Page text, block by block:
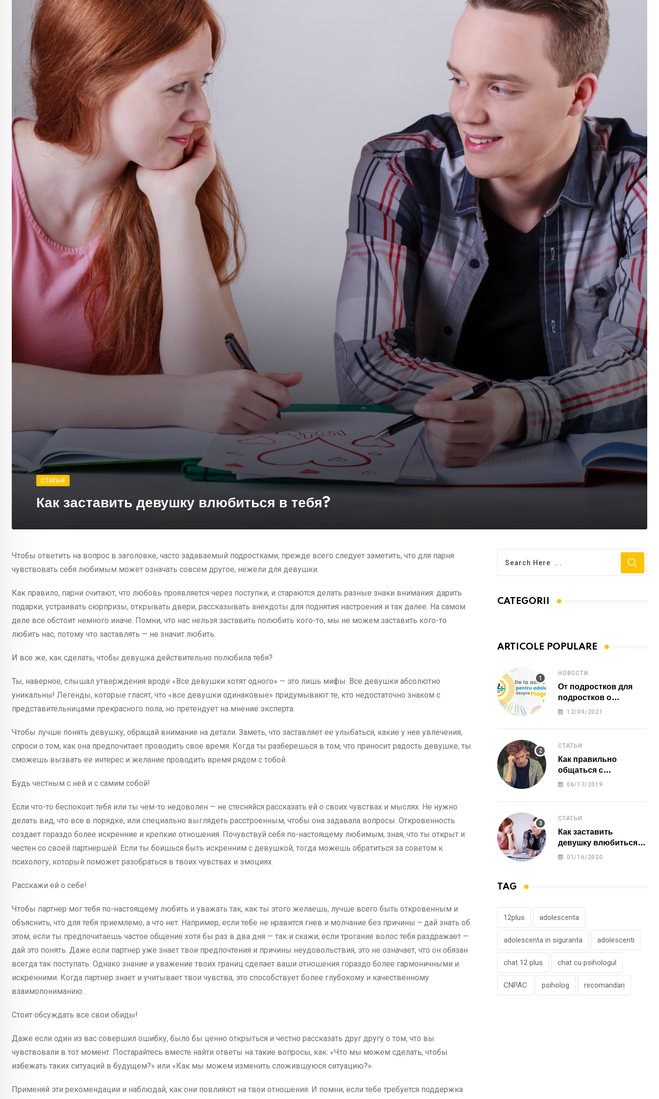
СТАТЬИ
Как заставить девушку влюбиться в тебя?
Чтобы ответить на вопрос в заголовке, часто задаваемый подростками, прежде всего следует заметить, что для парня
чувствовать себя любимым может означать совсем другое, нежели для девушки.
Как правило, парни считают, что любовь проявляется через поступки, и стараются делать разные знаки внимания: дарить
подарки, устраивать сюрпризы, открывать двери, рассказывать анекдоты для поднятия настроения и так далее. На самом
деле все обстоит немного иначе. Помни, что нас нельзя заставить полюбить кого-то, мы не можем заставить кого-то
любить нас, потому что заставлять — не значит любить.
И все же, как сделать, чтобы девушка действительно полюбила тебя?
Ты, наверное, слышал утверждения вроде «Все девушки хотят одного» — это лишь мифы. Все девушки абсолютно
уникальны! Легенды, которые гласят, что «все девушки одинаковые» придумывают те, кто недостаточно знаком с
представительницами прекрасного пола, но претендует на мнение эксперта.
Чтобы лучше понять девушку, обращай внимание на детали. Заметь, что заставляет ее улыбаться, какие у нее увлечения,
спроси о том, как она предпочитает проводить свое время. Когда ты разберешься в том, что приносит радость девушке, ты
сможешь вызвать ее интерес и желание проводить время рядом с тобой.
Будь честным с ней и с самим собой!
Если что-то беспокоит тебя или ты чем-то недоволен — не стесняйся рассказать ей о своих чувствах и мыслях. Не нужно
делать вид, что все в порядке, или специально выглядеть расстроенным, чтобы она задавала вопросы. Откровенность
создает гораздо более искренние и крепкие отношения. Почувствуй себя по-настоящему любимым, зная, что ты открыт и
честен со своей партнершей. Если ты боишься быть искренним с девушкой, тогда можешь обратиться за советом к
психологу, который поможет разобраться в твоих чувствах и эмоциях.
Расскажи ей о себе!
Чтобы партнер мог тебя по-настоящему любить и уважать так, как ты этого желаешь, лучше всего быть откровенным и
объяснить, что для тебя приемлемо, а что нет. Например, если тебе не нравится гнев и молчание без причины – дай знать об
этом; если ты предпочитаешь частое общение хотя бы раз в два дня — так и скажи; если трогание волос тебя раздражает —
дай это понять. Даже если партнер уже знает твои предпочтения и причины неудовольствия, это не означает, что он обязан
всегда так поступать. Однако знание и уважение твоих границ сделает ваши отношения гораздо более гармоничными и
искренними. Когда партнер знает и учитывает твои чувства, это способствует более глубокому и качественному
взаимопониманию.
Стоит обсуждать все свои обиды!
Даже если один из вас совершил ошибку, было бы ценно открыться и честно рассказать друг другу о том, что вы
чувствовали в тот момент. Постарайтесь вместе найти ответы на такие вопросы, как: «Что мы можем сделать, чтобы
избежать таких ситуаций в будущем?» или «Как мы можем изменить сложившуюся ситуацию?»
Применяй эти рекомендации и наблюдай, как они повлияют на твои отношения. И помни, если тебе требуется поддержка
CATEGORII
ARTICOLE POPULARE
НОВОСТИ
От подростков для
подростков о
программе 12 ПЛЮС
12/09/2021
СТАТЬИ
Как правильно
общаться с
человеком, который
06/17/2019
СТАТЬИ
Как заставить
девушку влюбиться в
тебя?
01/16/2020
TAG
12plus adolescenta
adolescenta in siguranta adolescenti
chat 12 plus chat cu psihologul
CNPAC psiholog recomandari